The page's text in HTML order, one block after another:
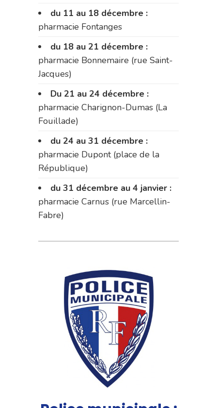
du 11 au 18 décembre :
pharmacie Fontanges
du 18 au 21 décembre :
pharmacie Bonnemaire (rue Saint-
Jacques)
Du 21 au 24 décembre :
pharmacie Charignon-Dumas (La
Fouillade)
du 24 au 31 décembre :
pharmacie Dupont (place de la
République)
du 31 décembre au 4 janvier :
pharmacie Carnus (rue Marcellin-
Fabre)